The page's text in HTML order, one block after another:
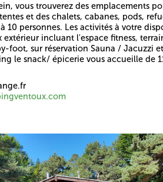
vous trouverez des emplacements
et des chalets, cabanes, pods,
10 personnes. Les activités à votre
incluant l'espace fitness,
foot, sur réservation Sauna / Jacuzzi et
le snack/ épicerie vous accueille de